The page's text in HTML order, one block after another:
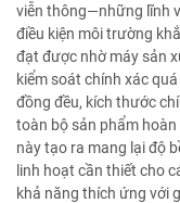
viễn thông—những lĩnh
điều kiện môi trường
đạt được nhờ máy sản
kiểm soát chính xác
đồng đều, kích thước
toàn bộ sản phẩm
này tạo ra mang lại độ
linh hoạt cần thiết cho
khả năng thích ứng với